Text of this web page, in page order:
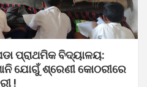
ପ୍ରାଥମିକ ବିଦ୍ୟାଳୟ:
ଯୋଗୁଁ ଶ୍ରେଣୀ କୋଠରୀରେ
!